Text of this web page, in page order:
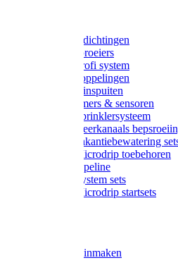
Gardena afdichtingen
Gardena sproeiers
Gardena Profi system
Gardena koppelingen
Gardena tuinspuiten
Gardena timers & sensoren
Gardena Sprinklersysteem
Gardena meerkanaals
Gardena vakantiebewatering
Gardena Microdrip toebehoren
Gardena Pipeline
Gardena System sets
Gardena Microdrip startsets
Wecken & inmaken